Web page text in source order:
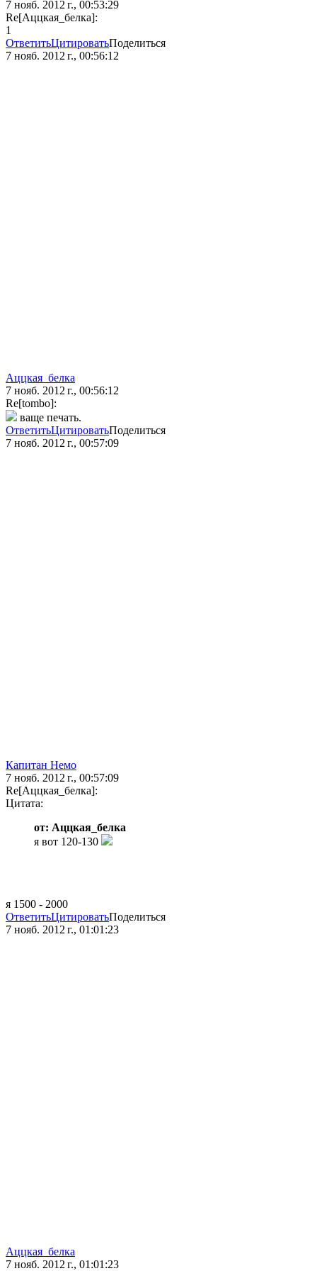
7 нояб. 2012 г., 00:53:29
Re[Аццкая_белка]:
1
ОтветитьЦитироватьПоделиться
7 нояб. 2012 г., 00:56:12
Аццкая_белка
7 нояб. 2012 г., 00:56:12
Re[tombo]:
ваще печать.
ОтветитьЦитироватьПоделиться
7 нояб. 2012 г., 00:57:09
Капитан Немо
7 нояб. 2012 г., 00:57:09
Re[Аццкая_белка]:
Цитата:
от: Аццкая_белка
я вот 120-130
я 1500 - 2000
ОтветитьЦитироватьПоделиться
7 нояб. 2012 г., 01:01:23
Аццкая_белка
7 нояб. 2012 г., 01:01:23